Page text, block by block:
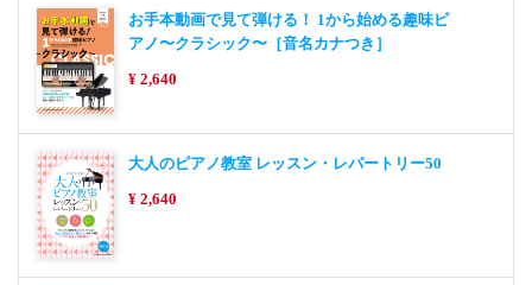
お手本動画で見て弾ける！ 1から始める趣味ピ
アノ〜クラシック〜［音名カナつき］
¥ 2,640
大人のピアノ教室 レッスン・レパートリー50
¥ 2,640